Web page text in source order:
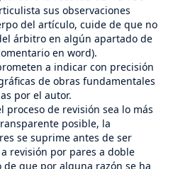
sus observaciones
del artículo, cuide de que no
árbitro en algún apartado de
en word).
a indicar con precisión
de obras fundamentales
por el autor.
proceso de revisión sea lo más
posible, la
se suprime antes de ser
revisión por pares a doble
de que por alguna razón se ha